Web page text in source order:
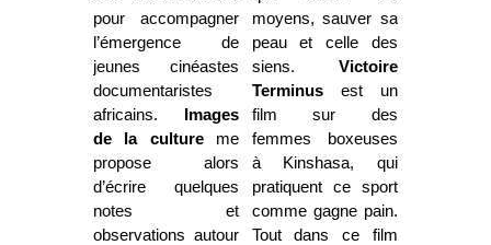
pour accompagner
l’émergence de
jeunes cinéastes
documentaristes
africains.
Images
de la cultureme
propose alors
d’écrire quelques
notes et
observations autour
moyens, sauver sa
peau et celle des
siens. Victoire
Terminusest un
film sur des
femmes boxeuses
à Kinshasa, qui
pratiquent ce sport
comme gagne pain.
Tout dans ce film